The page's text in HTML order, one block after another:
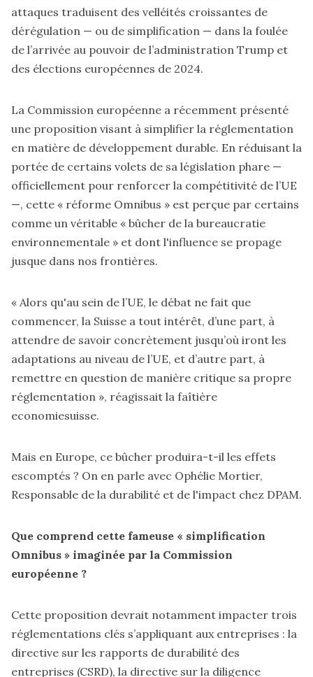
attaques traduisent des velléités croissantes de
dérégulation — ou de simplification — dans la foulée
de l’arrivée au pouvoir de l’administration Trump et
des élections européennes de 2024.
La Commission européenne a récemment présenté
une proposition visant à simplifier la réglementation
en matière de développement durable. En réduisant la
portée de certains volets de sa législation phare —
officiellement pour renforcer la compétitivité de l’UE
—, cette « réforme Omnibus » est perçue par certains
comme un véritable « bûcher de la bureaucratie
environnementale » et dont l'influence se propage
jusque dans nos frontières.
« Alors qu'au sein de l’UE, le débat ne fait que
commencer, la Suisse a tout intérêt, d’une part, à
attendre de savoir concrètement jusqu’où iront les
adaptations au niveau de l’UE, et d’autre part, à
remettre en question de manière critique sa propre
réglementation », réagissait la faîtière
economiesuisse.
Mais en Europe, ce bûcher produira-t-il les effets
escomptés ? On en parle avec Ophélie Mortier,
Responsable de la durabilité et de l'impact chez DPAM.
Que comprend cette fameuse « simplification
Omnibus » imaginée par la Commission
européenne ?
Cette proposition devrait notamment impacter trois
réglementations clés s’appliquant aux entreprises : la
directive sur les rapports de durabilité des
entreprises (CSRD), la directive sur la diligence